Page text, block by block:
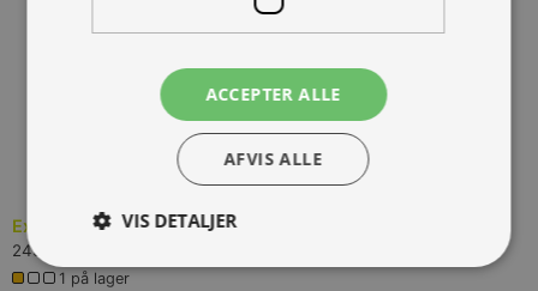
Excite Boots White 16-17cm
249,00 kr.
1 på lager
ACCEPTER ALLE
AFVIS ALLE
VIS DETALJER